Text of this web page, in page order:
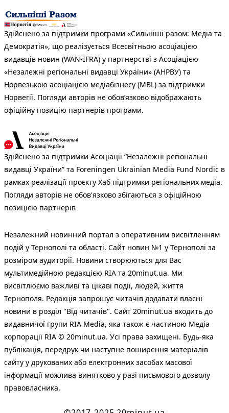
Здійснено за підтримки програми «Сильніші разом: Медіа та
Демократія», що реалізується Всесвітньою асоціацією
видавців новин (WAN-IFRA) у партнерстві з Асоціацією
«Незалежні регіональні видавці України» (АНРВУ) та
Норвезькою асоціацією медіабізнесу (MBL) за підтримки
Норвегії. Погляди авторів не обов’язково відображають
офіційну позицію партнерів програми.
Здійснено за підтримки Асоціації “Незалежні регіональні
видавці України” та Foreningen Ukrainian Media Fund Nordic в
рамках реалізації проєкту Хаб підтримки регіональних медіа.
Погляди авторів не обов'язково збігаються з офіційною
позицією партнерів
Незалежний новинний портал з оперативним висвітленням
подій у Тернополі та області. Сайт новин №1 у Тернополі за
розміром аудиторії. Новини створюються для Вас
мультимедійною редакцією RIA та 20minut.ua. Ми
висвітлюємо важливі та цікаві події, людей, життя
Тернополя. Редакція запрошує читачів додавати власні
новини в розділ "Від читачів". Сайт 20minut.ua входить до
видавничої групи RIA Media, яка також є частиною Медіа
корпорації RIA © 20minut.ua. Усі права захищені. Будь-яка
публiкацiя, передрук чи наступне поширення матеріалів
сайту у друкованих або електронних засобах масової
інформації можлива винятково у разі письмового дозволу
правовласника.